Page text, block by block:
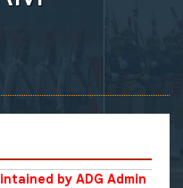
by ADG Admin